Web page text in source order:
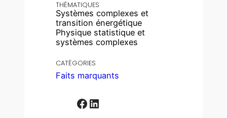
THÉMATIQUES
Systèmes complexes et
transition énergétique
Physique statistique et
systèmes complexes
CATÉGORIES
Faits marquants
Facebook LinkedIn